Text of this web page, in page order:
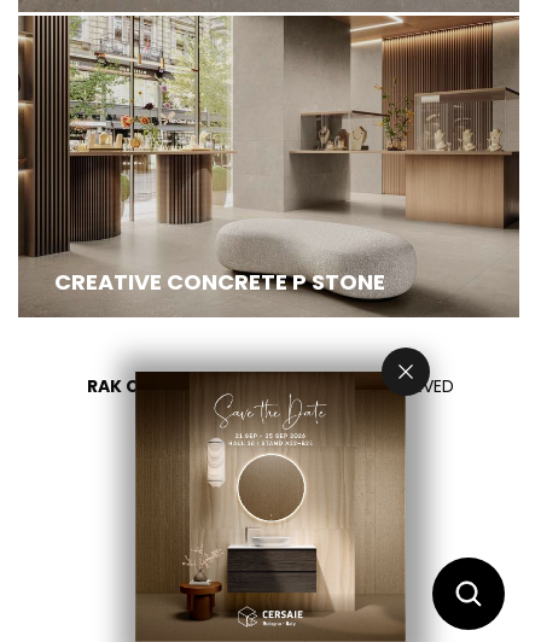
CREATIVE CONCRETE P STONE
RAK CERAMICS 2026 - ALL RIGHTS RESERVED
PRIVACY
CONTACT US
اختر بلدك
AR
EN FR